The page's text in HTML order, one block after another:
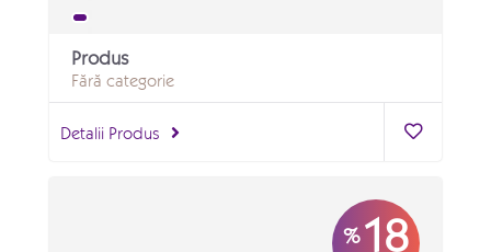
Produs
Fără categorie
Detalii Produs
%18